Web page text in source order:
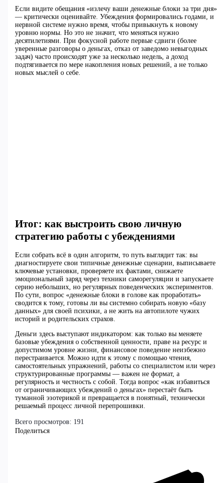
Если видите обещания «излечу ваши денежные блоки за три дня»
— критически оценивайте. Убеждения формировались годами, и
нервной системе нужно время, чтобы привыкнуть к новому
уровню нормы. Но это не значит, что меняться нужно
десятилетиями. При фокусной работе первые сдвиги (более
уверенные разговоры о деньгах, отказ от заведомо невыгодных
задач) часто происходят уже за несколько недель, а доход
подтягивается по мере накопления новых решений, а не только
новых мыслей о себе.
Итог: как выстроить свою личную
стратегию работы с убеждениями
Если собрать всё в один алгоритм, то путь выглядит так: вы
диагностируете свои типичные денежные сценарии, выписываете
ключевые установки, проверяете их фактами, снижаете
эмоциональный заряд через техники саморегуляции и запускаете
серию небольших, но регулярных поведенческих экспериментов.
По сути, вопрос «денежные блоки в голове как проработать»
сводится к тому, готовы ли вы системно собирать новую «базу
данных» для своей психики, а не жить на автопилоте чужих
историй и родительских страхов.
Деньги здесь выступают индикатором: как только вы меняете
базовые убеждения о собственной ценности, праве на ресурс и
допустимом уровне жизни, финансовое поведение неизбежно
перестраивается. Можно идти к этому с помощью чтения,
самостоятельных упражнений, работы со специалистом или через
структурированные программы — важен не формат, а
регулярность и честность с собой. Тогда вопрос «как избавиться
от ограничивающих убеждений о деньгах» перестаёт быть
туманной эзотерикой и превращается в понятный, технически
решаемый процесс личной перепрошивки.
Всего просмотров: 191
Поделиться